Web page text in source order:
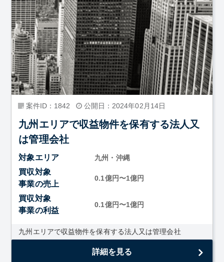
案件ID：1842 公開日：2024年02月14日
九州エリアで収益物件を保有する法人又
は管理会社
対象エリア 九州・沖縄
買収対象
事業の売上
0.1億円〜1億円
買収対象
事業の利益
0.1億円〜1億円
九州エリアで収益物件を保有する法人又は管理会社
詳細を見る